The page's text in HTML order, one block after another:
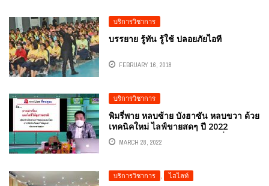
บริการวิชาการ
บรรยาย รู้ทัน รู้ใช้ ปลอยภัยไอที
FEBRUARY 16, 2018
บริการวิชาการ
พิมรี่พาย หลบซ้าย บังฮาซัน หลบขวา ด้วย
เทคนิคใหม่ ไลฟ์ขายสดๆ ปี 2022
อ.ดร.ต้นรัก ธวัชชัย สุขสีดา ผู้เชี่ยวชาญ
ด้านการตลาดออนไลน์มามากกว่า 10 ปี
MARCH 28, 2022
บริการวิชาการ ไฮไลท์